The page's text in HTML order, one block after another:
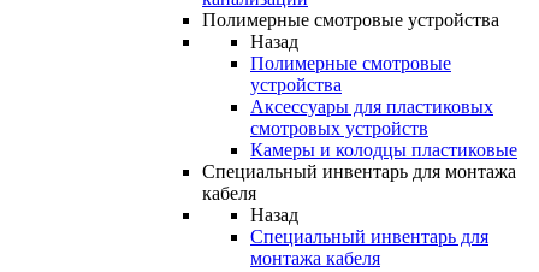
Полимерные смотровые устройства
Назад
Полимерные смотровые
устройства
Аксессуары для пластиковых
смотровых устройств
Камеры и колодцы пластиковые
Специальный инвентарь для монтажа
кабеля
Назад
Специальный инвентарь для
монтажа кабеля